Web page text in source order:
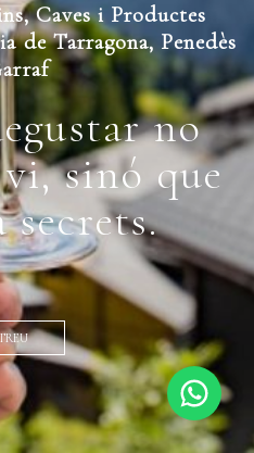
Caves i Productes
de Tarragona, Penedès
no
sinó que
secrets.